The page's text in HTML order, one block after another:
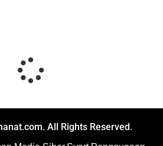
All Rights Reserved.